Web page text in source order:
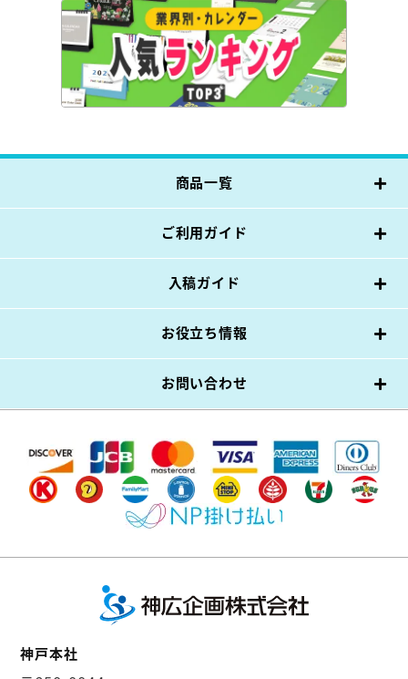
商品一覧
ご利用ガイド
入稿ガイド
お役立ち情報
お問い合わせ
神戸本社